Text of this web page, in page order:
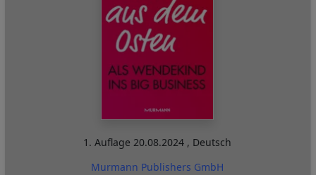
1. Auflage20.08.2024 , Deutsch
Murmann Publishers GmbH